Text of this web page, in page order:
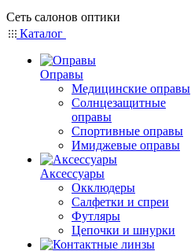
Сеть салонов оптики
Каталог
Оправы
Медицинские оправы
Солнцезащитные
оправы
Спортивные оправы
Имиджевые оправы
Аксессуары
Окклюдеры
Салфетки и спреи
Футляры
Цепочки и шнурки